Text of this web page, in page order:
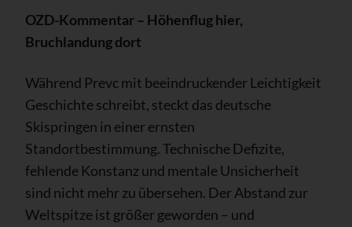
OZD-Kommentar – Höhenflug hier,
Bruchlandung dort
Während Prevc mit beeindruckender Leichtigkeit
Geschichte schreibt, steckt das deutsche
Skispringen in einer ernsten
Standortbestimmung. Technische Defizite,
fehlende Konstanz und mentale Unsicherheit
sind nicht mehr zu übersehen. Der Abstand zur
Weltspitze ist größer geworden – und